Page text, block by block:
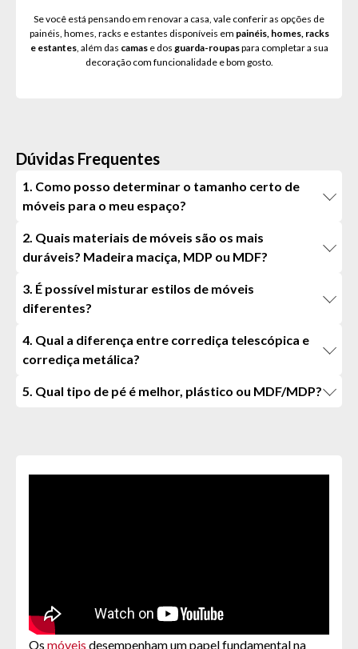
Se você está pensando em renovar a casa, vale conferir as opções de
painéis, homes, racks e estantes disponíveis em painéis, homes, racks
e estantes, além das camase dos guarda-roupaspara completar a sua
decoração com funcionalidade e bom gosto.
Dúvidas Frequentes
1. Como posso determinar o tamanho certo de
móveis para o meu espaço?
2. Quais materiais de móveis são os mais
duráveis? Madeira maciça, MDP ou MDF?
3. É possível misturar estilos de móveis
diferentes?
4. Qual a diferença entre corrediça telescópica e
corrediça metálica?
5. Qual tipo de pé é melhor, plástico ou MDF/MDP?
Os móveis desempenham um papel fundamental na